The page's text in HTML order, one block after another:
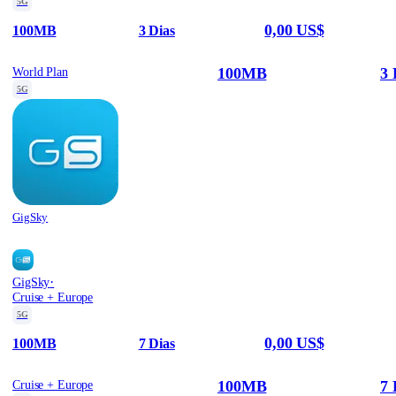
100MB 3 Dias 0,00 US$
World Plan
5G
GigSky
100MB 3
GigSky·
Cruise + Europe
5G
100MB 7 Dias 0,00 US$
Cruise + Europe 100MB 7